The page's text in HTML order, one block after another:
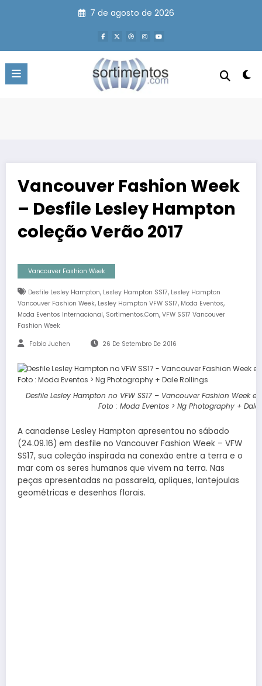
7 de agosto de 2026
Vancouver Fashion Week
– Desfile Lesley Hampton
coleção Verão 2017
Vancouver Fashion Week
Desfile Lesley Hampton, Lesley Hampton SS17, Lesley Hampton
Vancouver Fashion Week, Lesley Hampton VFW SS17, Moda Eventos,
Moda Eventos Internacional, Sortimentos.com, VFW SS17 Vancouver
Fashion Week
Fabio Juchen 26 De Setembro De 2016
Desfile Lesley Hampton no VFW SS17 – Vancouver Fashion Week
Foto : Moda Eventos > Ng Photography + Dale
A canadense Lesley Hampton apresentou no sábado
(24.09.16) em desfile no Vancouver Fashion Week – VFW
SS17, sua coleção inspirada na conexão entre a terra e o
mar com os seres humanos que vivem na terra. Nas
peças apresentadas na passarela, apliques, lantejoulas
geométricas e desenhos florais.